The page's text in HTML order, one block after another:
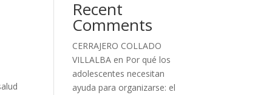
Recent
Comments
CERRAJERO COLLADO
VILLALBA en Por qué los
adolescentes necesitan
ayuda para organizarse: el